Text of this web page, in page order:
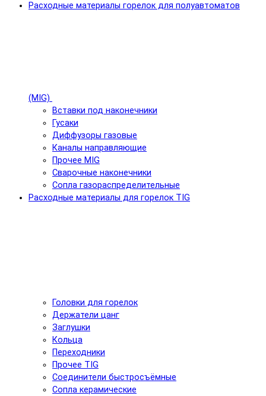
Расходные материалы горелок для полуавтоматов
(MIG)
Вставки под наконечники
Гусаки
Диффузоры газовые
Каналы направляющие
Прочее MIG
Сварочные наконечники
Сопла газораспределительные
Расходные материалы для горелок TIG
Головки для горелок
Держатели цанг
Заглушки
Кольца
Переходники
Прочее TIG
Соединители быстросъёмные
Сопла керамические